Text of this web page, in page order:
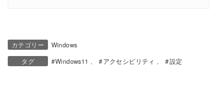
カテゴリー
Windows
タグ
Windows11 アクセシビリティ 設定